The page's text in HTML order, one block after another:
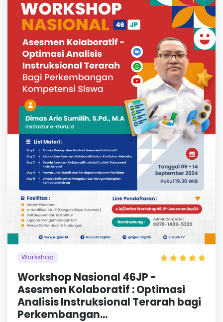
Workshop
Workshop Nasional 46JP -
Asesmen Kolaboratif : Optimasi
Analisis Instruksional Terarah bagi
Perkembangan...